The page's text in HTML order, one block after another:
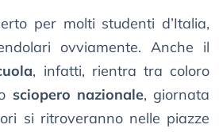
per molti studenti d’Italia,
ovviamente. Anche il
, infatti, rientra tra coloro
sciopero nazionale, giornata
si ritroveranno nelle piazze